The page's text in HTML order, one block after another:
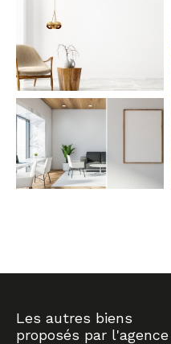
Les autres biens
proposés par l'agence
AFFINER
TERRASSE
COUPS DE COEUR